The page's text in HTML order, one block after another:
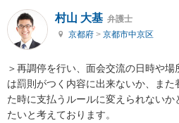
村山 大基 弁護士
京都府 > 京都市中京区
＞再調停を行い、面会交流の日時や
は罰則がつく内容に出来ないか、ま
た時に支払うルールに変えられないか
たいと考えております。